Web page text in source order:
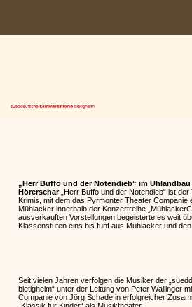
Zum
„Herr Buffo und der Notendieb“ im
Hörerschar„Herr Buffo und der Notendieb“ ist
Krimis, mit dem das Pyrmonter Theater Companie
Mühlacker innerhalb der Konzertreihe
ausverkauften Vorstellungen begeisterte es weit
Klassenstufen eins bis fünf aus Mühlacker und
Seit vielen Jahren verfolgen die Musiker der
bietigheim“ unter der Leitung von Peter Wallinger
Companie von Jörg Schade in erfolgreicher